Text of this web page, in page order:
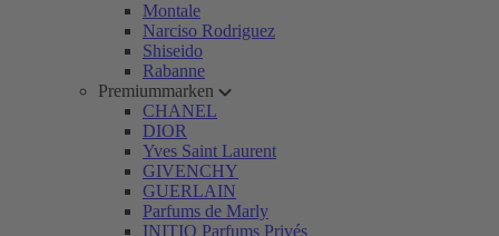
Montale
Narciso Rodriguez
Shiseido
Rabanne
Premiummarken
CHANEL
DIOR
Yves Saint Laurent
GIVENCHY
GUERLAIN
Parfums de Marly
INITIO Parfums Privés